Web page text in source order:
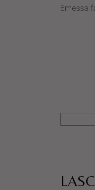
Emessa